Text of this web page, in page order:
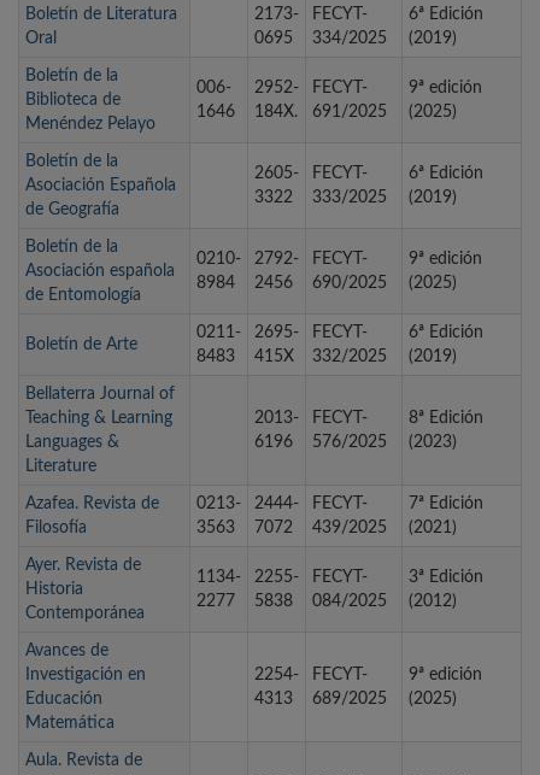
Boletín de Literatura
Oral
2173-
0695
FECYT-
334/2025
6ª Edición
(2019)
Boletín de la
Biblioteca de
Menéndez Pelayo
006-
1646
2952-
184X.
FECYT-
691/2025
9ª edición
(2025)
Boletín de la
Asociación Española
de Geografía
2605-
3322
FECYT-
333/2025
6ª Edición
(2019)
Boletín de la
Asociación española
de Entomología
0210-
8984
2792-
2456
FECYT-
690/2025
9ª edición
(2025)
Boletín de Arte
0211-
8483
2695-
415X
FECYT-
332/2025
6ª Edición
(2019)
Bellaterra Journal of
Teaching & Learning
Languages &
Literature
2013-
6196
FECYT-
576/2025
8ª Edición
(2023)
Azafea. Revista de
Filosofía
0213-
3563
2444-
7072
FECYT-
439/2025
7ª Edición
(2021)
Ayer. Revista de
Historia
Contemporánea
1134-
2277
2255-
5838
FECYT-
084/2025
3ª Edición
(2012)
Avances de
Investigación en
Educación
Matemática
2254-
4313
FECYT-
689/2025
9ª edición
(2025)
Aula. Revista de